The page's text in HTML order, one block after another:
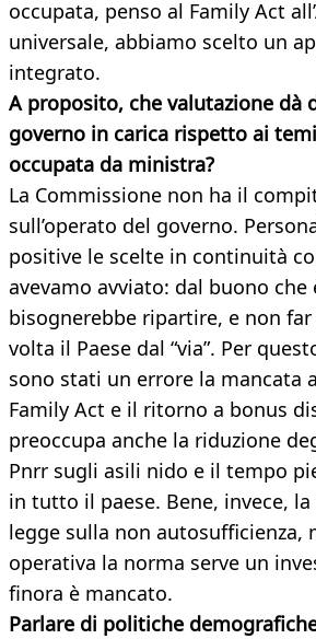
occupata, penso al Family Act
universale, abbiamo scelto un
integrato.
A proposito, che valutazione dà
governo in carica rispetto ai
occupata da ministra?
La Commissione non ha il
sull’operato del governo.
positive le scelte in continuità
avevamo avviato: dal buono
bisognerebbe ripartire, e non
volta il Paese dal “via”. Per
sono stati un errore la mancata
Family Act e il ritorno a bonus
preoccupa anche la riduzione
Pnrr sugli asili nido e il tempo
in tutto il paese. Bene, invece,
legge sulla non autosufficienza,
operativa la norma serve un
finora è mancato.
Parlare di politiche